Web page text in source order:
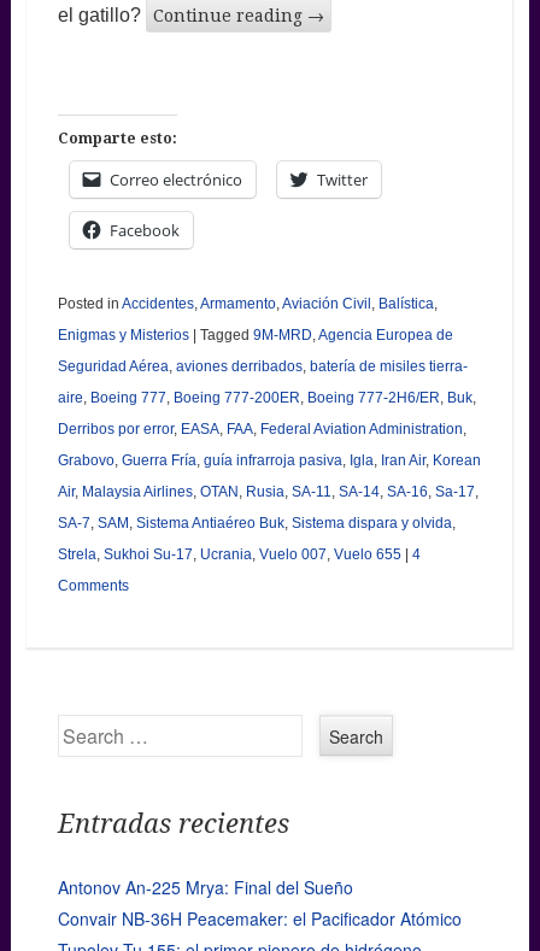
el gatillo?
Continue reading →
Comparte esto:
Correo electrónico Twitter
Facebook
Posted in Accidentes, Armamento, Aviación Civil Balística
Enigmas y Misterios | Tagged 9M-MRD Agencia Europea de
Seguridad Aérea aviones derribados, batería de misiles tierra-
aire Boeing 777 Boeing 777-200ER Boeing 777-2H6/ER Buk,
Derribos por error, EASA, FAA, Federal Aviation Administration
Grabovo, Guerra Fría guía infrarroja pasiva Igla Iran Air, Korean
Air, Malaysia Airlines, OTAN Rusia SA-11 SA-14, SA-16 Sa-17
SA-7 SAM Sistema Antiaéreo Buk, Sistema dispara y olvida
Strela Sukhoi Su-17 Ucrania Vuelo 007 Vuelo 655 | 4
Comments
Search
Entradas recientes
Antonov An-225 Mrya: Final del Sueño
Convair NB-36H Peacemaker: el Pacificador Atómico